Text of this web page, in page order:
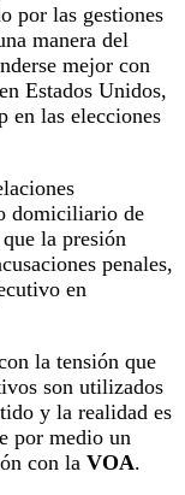
por las gestiones
manera del
mejor con
Estados Unidos,
en las elecciones
domiciliario de
la presión
penales,
en
la tensión que
son utilizados
y la realidad es
por medio un
con la VOA.